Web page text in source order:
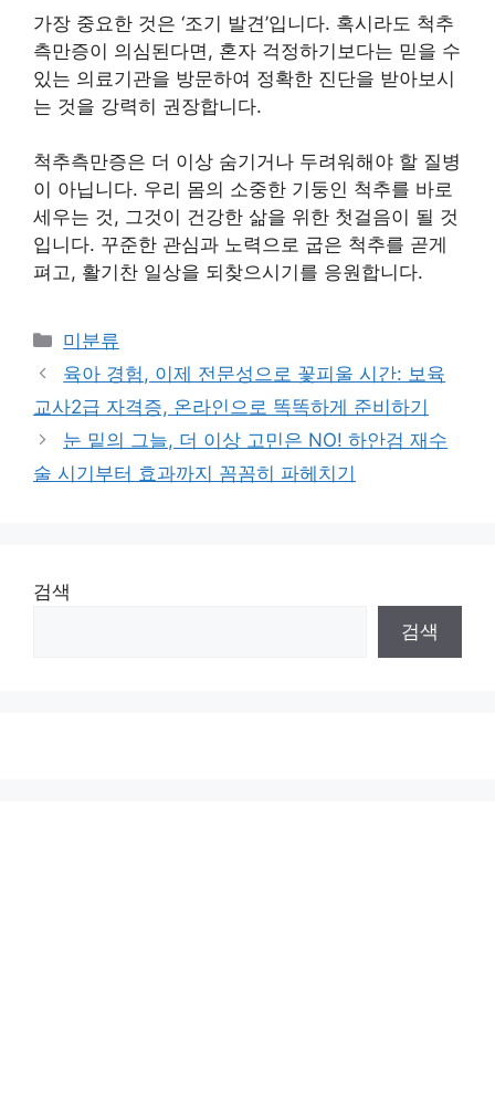
가장 중요한 것은 ‘조기 발견’입니다. 혹시라도 척추
측만증이 의심된다면, 혼자 걱정하기보다는 믿을 수
있는 의료기관을 방문하여 정확한 진단을 받아보시
는 것을 강력히 권장합니다.
척추측만증은 더 이상 숨기거나 두려워해야 할 질병
이 아닙니다. 우리 몸의 소중한 기둥인 척추를 바로
세우는 것, 그것이 건강한 삶을 위한 첫걸음이 될 것
입니다. 꾸준한 관심과 노력으로 굽은 척추를 곧게
펴고, 활기찬 일상을 되찾으시기를 응원합니다.
Categories
미분류
육아 경험, 이제 전문성으로 꽃피울 시간: 보육
교사2급 자격증, 온라인으로 똑똑하게 준비하기
눈 밑의 그늘, 더 이상 고민은 NO! 하안검 재수
술 시기부터 효과까지 꼼꼼히 파헤치기
검색
검색